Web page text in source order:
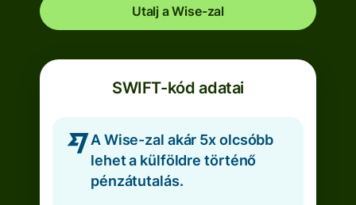
Utalj a Wise-zal
SWIFT-kód adatai
A Wise-zal akár 5x olcsóbb
lehet a külföldre történő
pénzátutalás.